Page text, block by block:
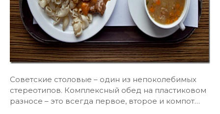
Советские столовые – один из непоколебимых
стереотипов. Комплексный обед на пластиковом
разносе – это всегда первое, второе и компот…